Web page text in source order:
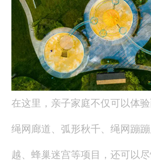
在这里，亲子家庭不仅可以体
绳网廊道、弧形秋千、绳网蹦
越、蜂巢迷宫等项目，还可以